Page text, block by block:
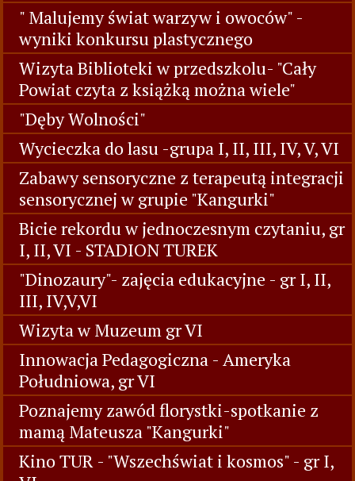
" Malujemy świat warzyw i owoców" -
wyniki konkursu plastycznego
Wizyta Biblioteki w przedszkolu- "Cały
Powiat czyta z książką można wiele"
"Dęby Wolności"
Wycieczka do lasu -grupa I, II, III, IV, V, VI
Zabawy sensoryczne z terapeutą integracji
sensorycznej w grupie "Kangurki"
Bicie rekordu w jednoczesnym czytaniu, gr
I, II, VI - STADION TUREK
"Dinozaury"- zajęcia edukacyjne - gr I, II,
III, IV,V,VI
Wizyta w Muzeum gr VI
Innowacja Pedagogiczna - Ameryka
Południowa, gr VI
Poznajemy zawód florystki-spotkanie z
mamą Mateusza "Kangurki"
Kino TUR - "Wszechświat i kosmos" - gr I,